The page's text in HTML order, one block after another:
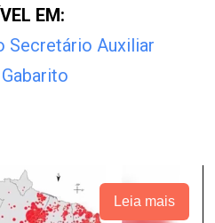
EM:
Secretário Auxiliar
Leia mais